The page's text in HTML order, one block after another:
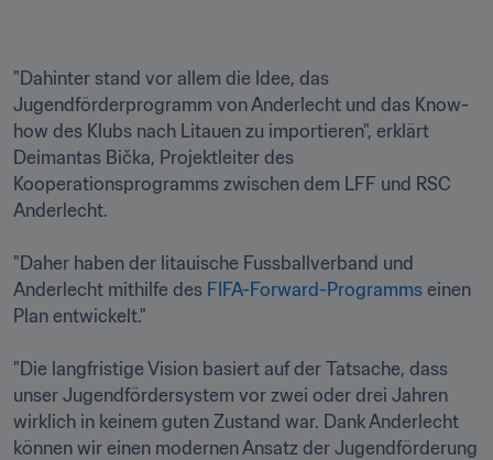
"Dahinter stand vor allem die Idee, das
Jugendförderprogramm von Anderlecht und das Know-
how des Klubs nach Litauen zu importieren", erklärt
Deimantas Bička, Projektleiter des
Kooperationsprogramms zwischen dem LFF und RSC
Anderlecht.
"Daher haben der litauische Fussballverband und
Anderlecht mithilfe des FIFA-Forward-Programms einen
Plan entwickelt."
"Die langfristige Vision basiert auf der Tatsache, dass
unser Jugendfördersystem vor zwei oder drei Jahren
wirklich in keinem guten Zustand war. Dank Anderlecht
können wir einen modernen Ansatz der Jugendförderung